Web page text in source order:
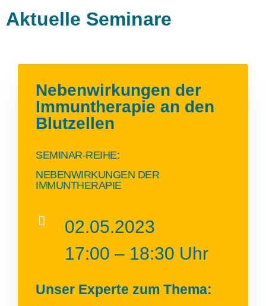
Aktuelle Seminare
Nebenwirkungen der
Immuntherapie an den
Blutzellen
SEMINAR-REIHE:
NEBENWIRKUNGEN DER
IMMUNTHERAPIE
02.05.2023
17:00 – 18:30 Uhr
Unser Experte zum Thema: